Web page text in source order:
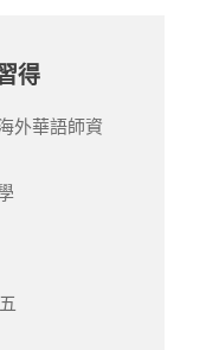
得
外華語師資